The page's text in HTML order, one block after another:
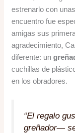
estrenarlo con
encuentro fue
amigas sus
agradecimiento,
diferente: un
cuchillas de
en los obradores.
“El regalo
greñador—